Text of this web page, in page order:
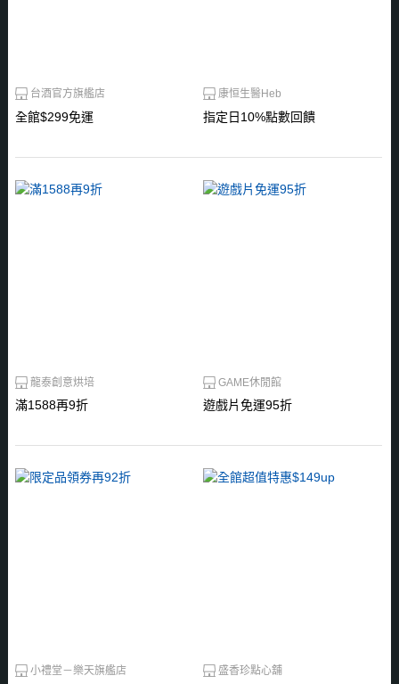
全館$299免運
台酒官方旗艦店
指定日10%點數回饋
康恒生醫Heb
滿1588再9折
龍泰創意烘培
遊戲片免運95折
GAME休閒館
小禮堂－樂天旗艦店 盛香珍點心舖